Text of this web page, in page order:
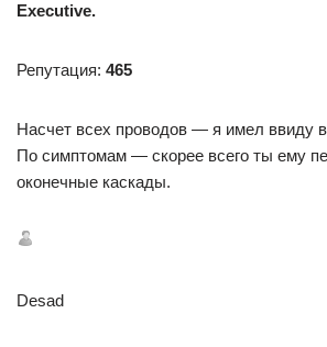
Executive.
Репутация: 465
Насчет всех проводов — я имел ввиду
По симптомам — скорее всего ты ему
оконечные каскады.
Desad